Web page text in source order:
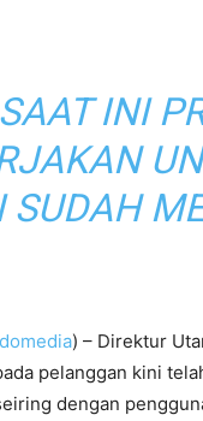
SAAT INI
SUDAH
) – Direktur
pelanggan kini
dengan